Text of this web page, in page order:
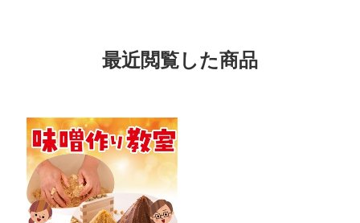
最近閲覧した商品